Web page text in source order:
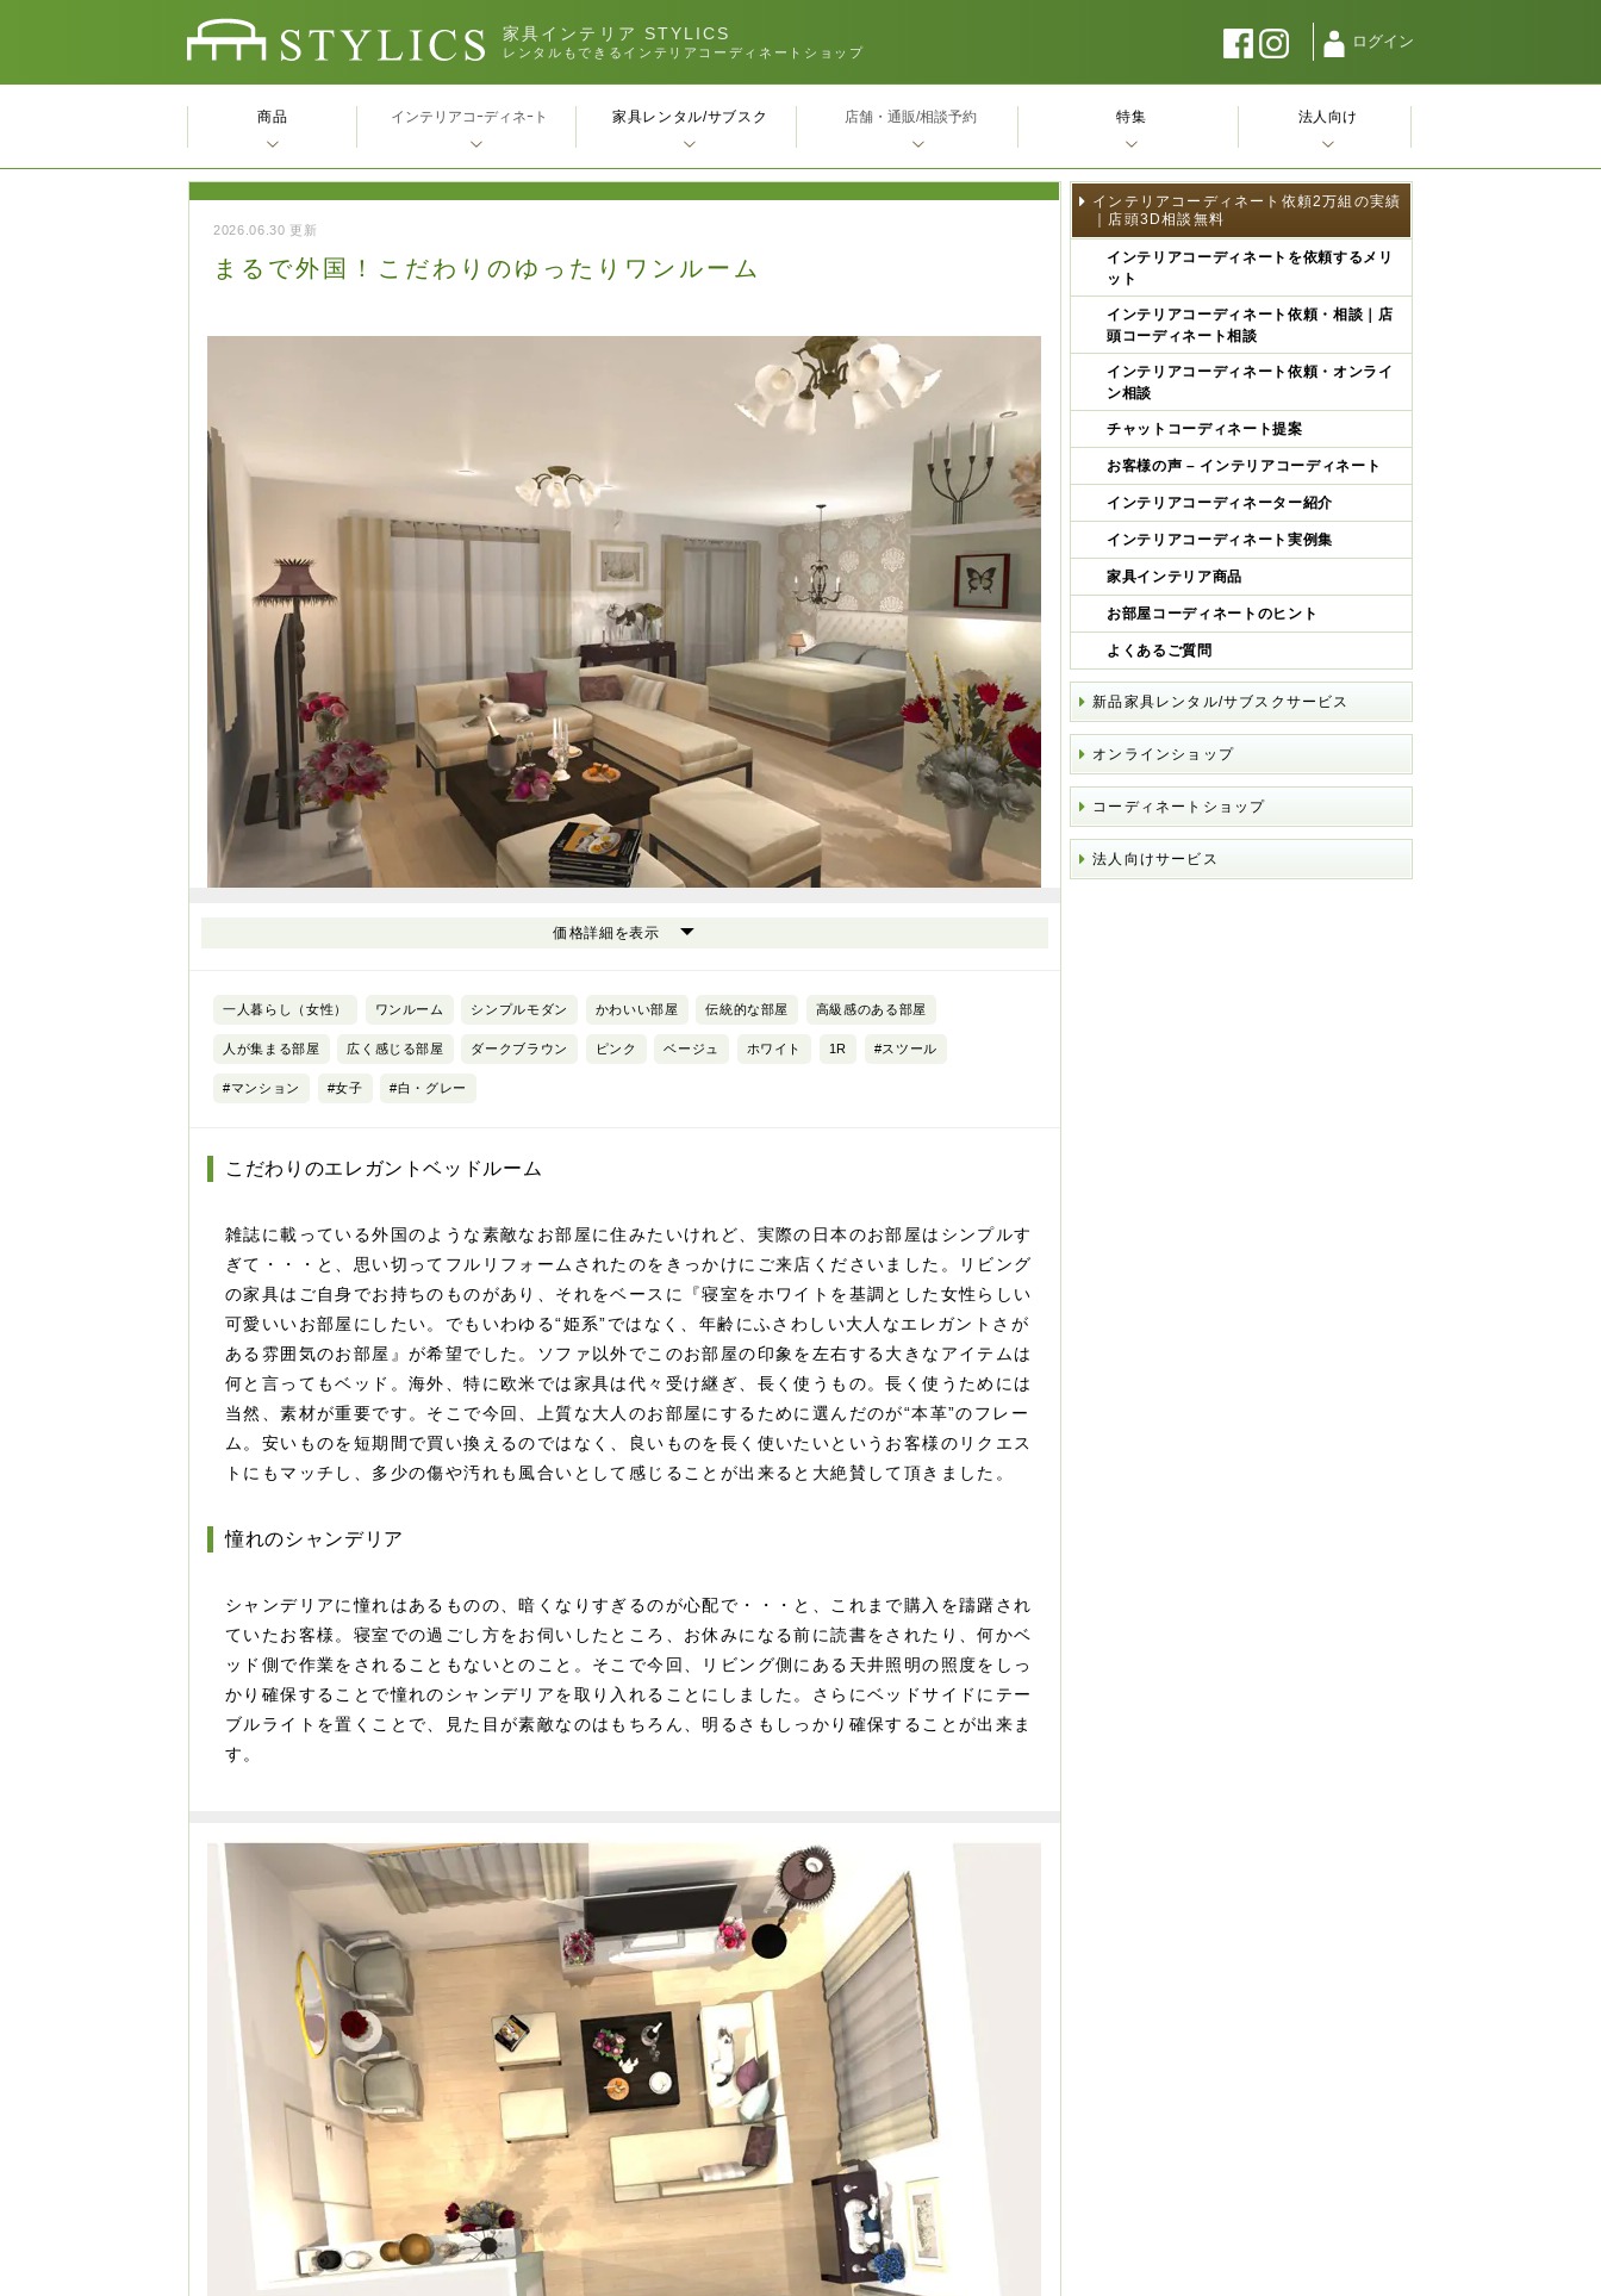
家具インテリア STYLICS
レンタルもできるインテリアコーディネートショップ
ログイン
2026.06.30 更新
まるで外国！こだわりのゆったりワンルーム
価格詳細を表示
一人暮らし（女性） ワンルーム シンプルモダン かわいい部屋 伝統的な部屋 高級感のある部屋
人が集まる部屋 広く感じる部屋 ダークブラウン ピンク ベージュ ホワイト 1R #スツール
#マンション #女子 #白・グレー
こだわりのエレガントベッドルーム
雑誌に載っている外国のような素敵なお部屋に住みたいけれど、実際の日本のお部屋はシンプルす
ぎて・・・と、思い切ってフルリフォームされたのをきっかけにご来店くださいました。リビング
の家具はご自身でお持ちのものがあり、それをベースに『寝室をホワイトを基調とした女性らしい
可愛いいお部屋にしたい。でもいわゆる“姫系”ではなく、年齢にふさわしい大人なエレガントさが
ある雰囲気のお部屋』が希望でした。ソファ以外でこのお部屋の印象を左右する大きなアイテムは
何と言ってもベッド。海外、特に欧米では家具は代々受け継ぎ、長く使うもの。長く使うためには
当然、素材が重要です。そこで今回、上質な大人のお部屋にするために選んだのが“本革”のフレー
ム。安いものを短期間で買い換えるのではなく、良いものを長く使いたいというお客様のリクエス
トにもマッチし、多少の傷や汚れも風合いとして感じることが出来ると大絶賛して頂きました。
憧れのシャンデリア
シャンデリアに憧れはあるものの、暗くなりすぎるのが心配で・・・と、これまで購入を躊躇され
ていたお客様。寝室での過ごし方をお伺いしたところ、お休みになる前に読書をされたり、何かベ
ッド側で作業をされることもないとのこと。そこで今回、リビング側にある天井照明の照度をしっ
かり確保することで憧れのシャンデリアを取り入れることにしました。さらにベッドサイドにテー
ブルライトを置くことで、見た目が素敵なのはもちろん、明るさもしっかり確保することが出来ま
す。
インテリアコーディネート依頼2万組の実績
｜店頭3D相談無料
インテリアコーディネートを依頼するメリ
ット
インテリアコーディネート依頼・相談｜店
頭コーディネート相談
インテリアコーディネート依頼・オンライ
ン相談
チャットコーディネート提案
お客様の声 – インテリアコーディネート
インテリアコーディネーター紹介
インテリアコーディネート実例集
家具インテリア商品
お部屋コーディネートのヒント
よくあるご質問
新品家具レンタル/サブスクサービス
オンラインショップ
コーディネートショップ
法人向けサービス
商品 インテリアコｰディネｰト 家具レンタル/サブスク 店舗・通販/相談予約 特集 法人向け